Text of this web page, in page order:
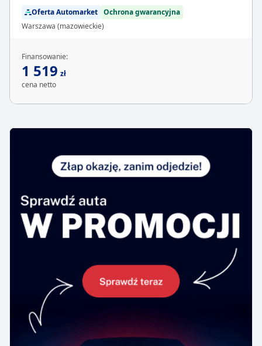
Oferta Automarket Ochrona gwarancyjna
Warszawa (mazowieckie)
Finansowanie:
1 519 zł
cena netto